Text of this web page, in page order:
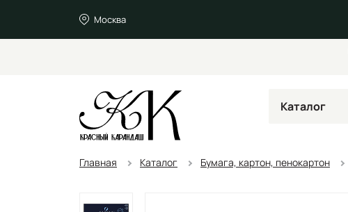
Москва
Каталог
Главная Каталог Бумага, картон, пенокартон